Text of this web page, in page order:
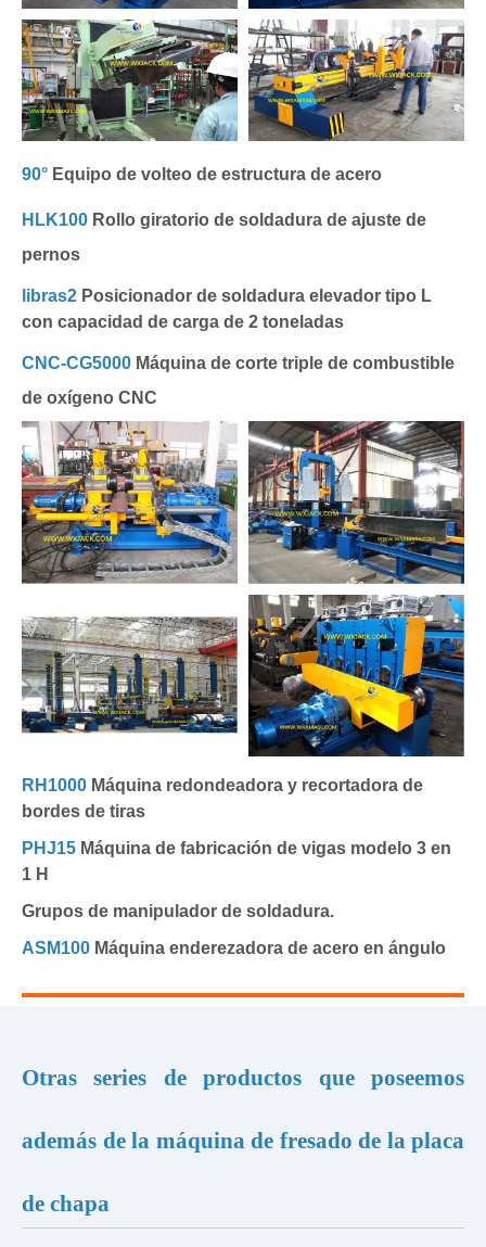
90° Equipo de volteo de estructura de acero
HLK100 Rollo giratorio de soldadura de ajuste de
pernos
libras2 Posicionador de soldadura elevador tipo L
con capacidad de carga de 2 toneladas
CNC-CG5000 Máquina de corte triple de combustible
de oxígeno CNC
RH1000 Máquina redondeadora y recortadora de
bordes de tiras
PHJ15 Máquina de fabricación de vigas modelo 3 en
1 H
Grupos de manipulador de soldadura.
ASM100 Máquina enderezadora de acero en ángulo
Otras series de productos que poseemos
además de la máquina de fresado de la placa
de chapa